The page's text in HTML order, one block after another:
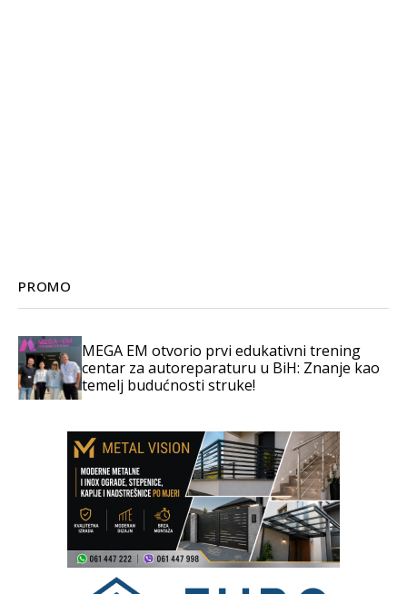
PROMO
MEGA EM otvorio prvi edukativni trening
centar za autoreparaturu u BiH: Znanje kao
temelj budućnosti struke!